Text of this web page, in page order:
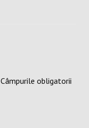
Câmpurile obligatorii